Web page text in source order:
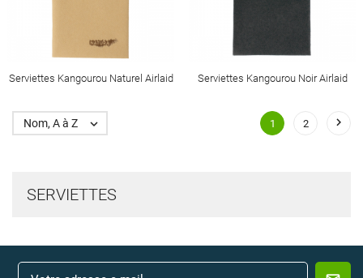
SERVIETTES
Serviettes Kangourou Naturel Airlaid Serviettes Kangourou Noir Airlaid
Nom, A à Z  1 2 